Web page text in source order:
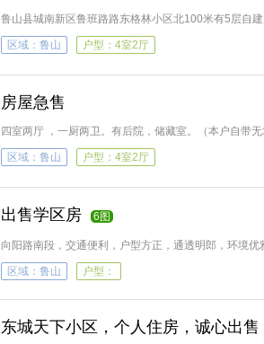
鲁山县城南新区鲁班路路东格林小区北100米有5层自
可办公，五楼为单间出租。临近德秀街、鲁山二幼、正
区域：鲁山 户型：4室2厅
房屋急售
四室两厅 ，一厨两卫。有后院，储藏室。（本户自带
活条件便利齐全
区域：鲁山 户型：4室2厅
出售学区房 6图
向阳路南段，交通便利，户型方正，通透明郎，环境
诚意出售。水电齐全，有储藏室
区域：鲁山 户型：
东城天下小区，个人住房，诚心出售